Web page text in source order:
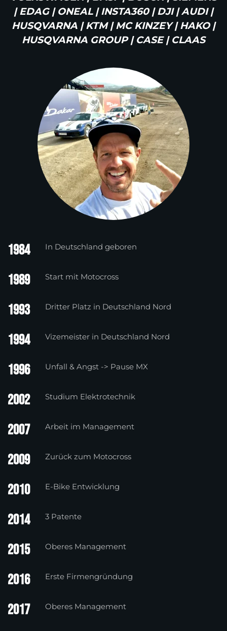
| EDAG | ONEAL | INSTA360 | DJI | AUDI |
HUSQVARNA | KTM | MC KINZEY | HAKO |
HUSQVARNA GROUP | CASE | CLAAS
1984 In Deutschland geboren
1989 Start mit Motocross
1993 Dritter Platz in Deutschland Nord
1994 Vizemeister in Deutschland Nord
1996 Unfall & Angst -> Pause MX
2002 Studium Elektrotechnik
2007 Arbeit im Management
2009 Zurück zum Motocross
2010 E-Bike Entwicklung
2014 3 Patente
2015 Oberes Management
2016 Erste Firmengründung
2017 Oberes Management